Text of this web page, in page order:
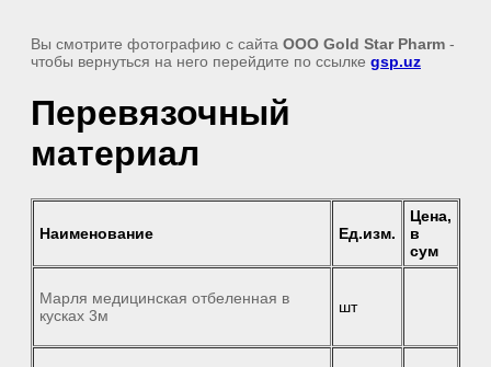
Вы смотрите фотографию с сайта ООО Gold Star Pharm -
чтобы вернуться на него перейдите по ссылке gsp.uz
Перевязочный
материал
Наименование Ед.изм.
Цена,
в
сум
Марля медицинская отбеленная в
кусках 3м
шт